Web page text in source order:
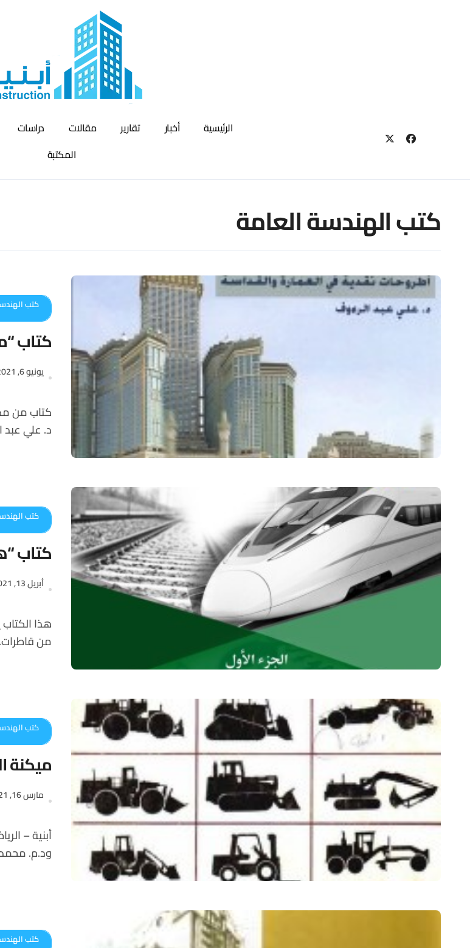
الرئيسية أخبار تقارير مقالات دراسات
المكتبة
كتب الهندسة العامة
كتب
كتاب
يونيو 6, 2021
كتاب من مكة الى لاس فيجاس –أطروحات نقدية في العمارة والقداسة للمعماري
د. علي عبد
كتب
كتاب
أبريل 13, 2021
هذا الكتاب يعرض دراسة مبسطة عن دور خطوط السكك الحديدية وما يسير عليها
من
كتب
ميكنة
مارس 16, 2021
أبنية – الرياض كتاب ميكنة البناء بالموقع متميز جدا للمعماريين د.م. شفق الوكيل
ود.م.
كتب